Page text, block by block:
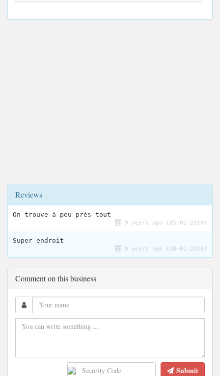
Reviews
On trouve à peu près tout
9 years ago (05-01-2018)
Super endroit
9 years ago (08-01-2018)
Comment on this business
Submit